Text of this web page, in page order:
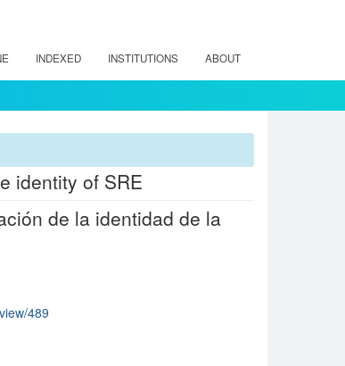
INDEXED INSTITUTIONS ABOUT
identity of SRE
de la identidad de la
489